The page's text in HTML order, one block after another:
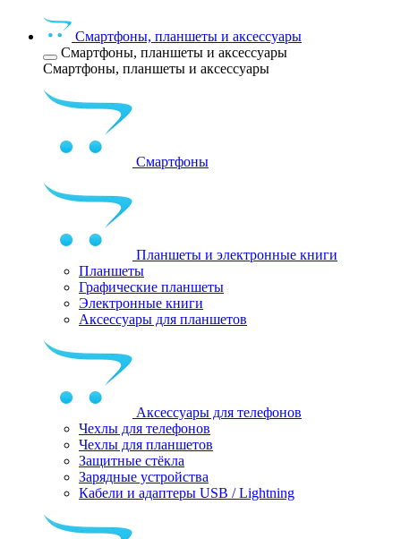
Смартфоны, планшеты и аксессуары
Смартфоны, планшеты и аксессуары
Смартфоны, планшеты и аксессуары
Смартфоны
Планшеты и электронные книги
Планшеты
Графические планшеты
Электронные книги
Аксессуары для планшетов
Аксессуары для телефонов
Чехлы для телефонов
Чехлы для планшетов
Защитные стёкла
Зарядные устройства
Кабели и адаптеры USB / Lightning